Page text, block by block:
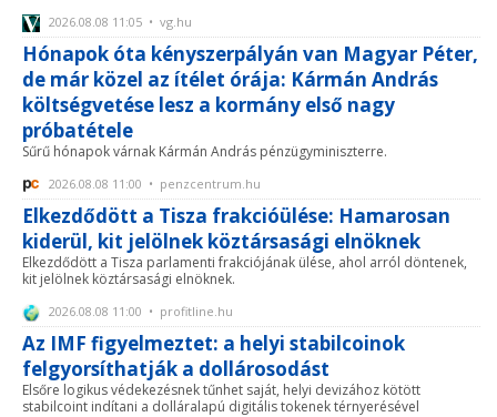
2026.08.08 11:05 • vg.hu
Hónapok óta kényszerpályán van Magyar Péter,
de már közel az ítélet órája: Kármán András
költségvetése lesz a kormány első nagy
próbatétele
Sűrű hónapok várnak Kármán András pénzügyminiszterre.
2026.08.08 11:00 • penzcentrum.hu
Elkezdődött a Tisza frakcióülése: Hamarosan
kiderül, kit jelölnek köztársasági elnöknek
Elkezdődött a Tisza parlamenti frakciójának ülése, ahol arról döntenek,
kit jelölnek köztársasági elnöknek.
2026.08.08 11:00 • profitline.hu
Az IMF figyelmeztet: a helyi stabilcoinok
felgyorsíthatják a dollárosodást
Elsőre logikus védekezésnek tűnhet saját, helyi devizához kötött
stabilcoint indítani a dolláralapú digitális tokenek térnyerésével